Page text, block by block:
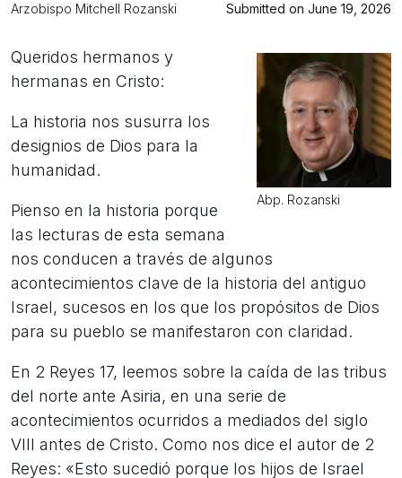
Arzobispo Mitchell Rozanski Submitted on June 19, 2026
Abp. Rozanski
Queridos hermanos y
hermanas en Cristo:
La historia nos susurra los
designios de Dios para la
humanidad.
Pienso en la historia porque
las lecturas de esta semana
nos conducen a través de algunos
acontecimientos clave de la historia del antiguo
Israel, sucesos en los que los propósitos de Dios
para su pueblo se manifestaron con claridad.
En 2 Reyes 17, leemos sobre la caída de las tribus
del norte ante Asiria, en una serie de
acontecimientos ocurridos a mediados del siglo
VIII antes de Cristo. Como nos dice el autor de 2
Reyes: «Esto sucedió porque los hijos de Israel